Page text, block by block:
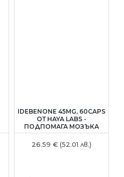
IDEBENONE 45MG, 60CAPS
ОТ HAYA LABS -
ПОДПОМАГА МОЗЪКА
26.59 € (52.01 лв.)